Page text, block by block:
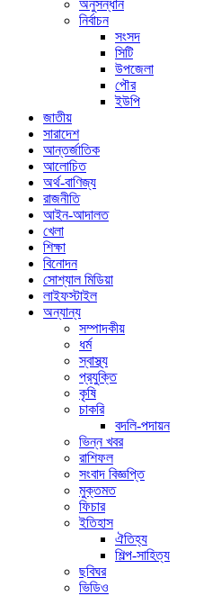
অনুসন্ধান
নির্বাচন
সংসদ
সিটি
উপজেলা
পৌর
ইউপি
জাতীয়
সারাদেশ
আন্তর্জাতিক
আলোচিত
অর্থ-বাণিজ্য
রাজনীতি
আইন-আদালত
খেলা
শিক্ষা
বিনোদন
সোশ্যাল মিডিয়া
লাইফস্টাইল
অন্যান্য
সম্পাদকীয়
ধর্ম
স্বাস্থ্য
প্রযুক্তি
কৃষি
চাকরি
বদলি-পদায়ন
ভিন্ন খবর
রাশিফল
সংবাদ বিজ্ঞপ্তি
মুক্তমত
ফিচার
ইতিহাস
ঐতিহ্য
শিল্প-সাহিত্য
ছবিঘর
ভিডিও